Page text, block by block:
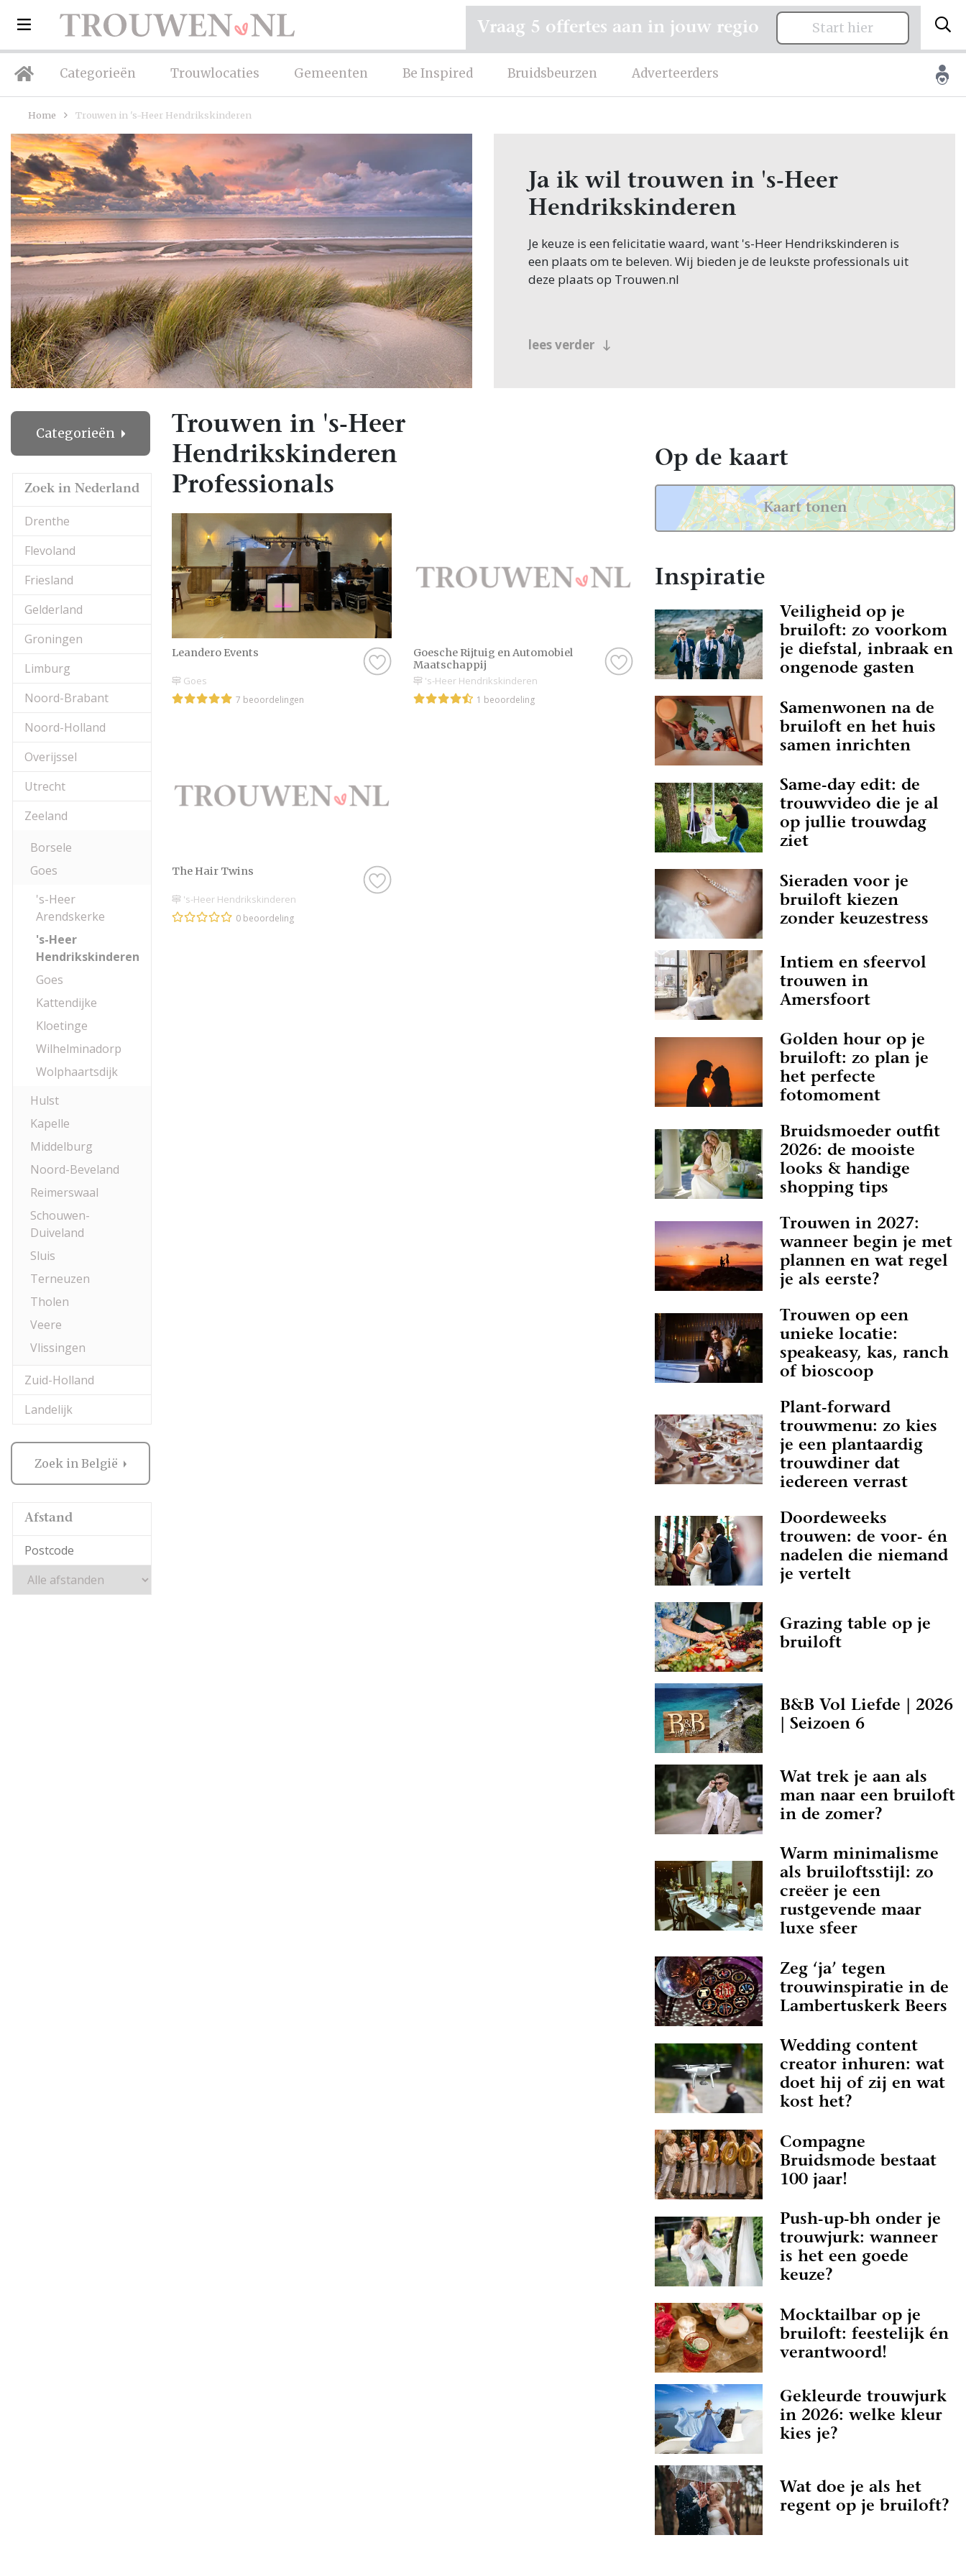
Categorieën Trouwlocaties Gemeenten Be Inspired Bruidsbeurzen Adverteerders
Vraag 5 offertes aan in jouw regio Start hier
Home Trouwen in 's-Heer Hendrikskinderen
Ja ik wil trouwen in 's-Heer
Hendrikskinderen
Je keuze is een felicitatie waard, want 's-Heer Hendrikskinderen is
een plaats om te beleven. Wij bieden je de leukste professionals uit
deze plaats op Trouwen.nl
lees verder
Categorieën
Zoek in Nederland
Drenthe
Flevoland
Friesland
Gelderland
Groningen
Limburg
Noord-Brabant
Noord-Holland
Overijssel
Utrecht
Zeeland
Borsele
Goes
's-Heer
Arendskerke
's-Heer
Hendrikskinderen
Goes
Kattendijke
Kloetinge
Wilhelminadorp
Wolphaartsdijk
Hulst
Kapelle
Middelburg
Noord-Beveland
Reimerswaal
Schouwen-
Duiveland
Sluis
Terneuzen
Tholen
Veere
Vlissingen
Zuid-Holland
Landelijk
Zoek in België
Afstand
Trouwen in 's-Heer
Hendrikskinderen
Professionals
Leandero Events
Goes
7 beoordelingen
Goesche Rijtuig en Automobiel
Maatschappij
's-Heer Hendrikskinderen
1 beoordeling
The Hair Twins
's-Heer Hendrikskinderen
0 beoordeling
Op de kaart
Kaart tonen
Inspiratie
Veiligheid op je
bruiloft: zo voorkom
je diefstal, inbraak en
ongenode gasten
Samenwonen na de
bruiloft en het huis
samen inrichten
Same-day edit: de
trouwvideo die je al
op jullie trouwdag
ziet
Sieraden voor je
bruiloft kiezen
zonder keuzestress
Intiem en sfeervol
trouwen in
Amersfoort
Golden hour op je
bruiloft: zo plan je
het perfecte
fotomoment
Bruidsmoeder outfit
2026: de mooiste
looks & handige
shopping tips
Trouwen in 2027:
wanneer begin je met
plannen en wat regel
je als eerste?
Trouwen op een
unieke locatie:
speakeasy, kas, ranch
of bioscoop
Plant-forward
trouwmenu: zo kies
je een plantaardig
trouwdiner dat
iedereen verrast
Doordeweeks
trouwen: de voor- én
nadelen die niemand
je vertelt
Grazing table op je
bruiloft
B&B Vol Liefde | 2026
| Seizoen 6
Wat trek je aan als
man naar een bruiloft
in de zomer?
Warm minimalisme
als bruiloftsstijl: zo
creëer je een
rustgevende maar
luxe sfeer
Zeg ‘ja’ tegen
trouwinspiratie in de
Lambertuskerk Beers
Wedding content
creator inhuren: wat
doet hij of zij en wat
kost het?
Compagne
Bruidsmode bestaat
100 jaar!
Push-up-bh onder je
trouwjurk: wanneer
is het een goede
keuze?
Mocktailbar op je
bruiloft: feestelijk én
verantwoord!
Gekleurde trouwjurk
in 2026: welke kleur
kies je?
Wat doe je als het
regent op je bruiloft?